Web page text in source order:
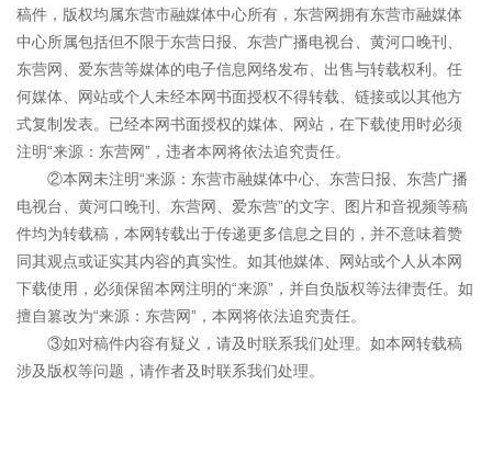
稿件，版权均属东营市融媒体中心所有，东营网拥有东营市融媒体
中心所属包括但不限于东营日报、东营广播电视台、黄河口晚刊、
东营网、爱东营等媒体的电子信息网络发布、出售与转载权利。任
何媒体、网站或个人未经本网书面授权不得转载、链接或以其他方
式复制发表。已经本网书面授权的媒体、网站，在下载使用时必须
注明“来源：东营网”，违者本网将依法追究责任。
②本网未注明“来源：东营市融媒体中心、东营日报、东营广播
电视台、黄河口晚刊、东营网、爱东营”的文字、图片和音视频等稿
件均为转载稿，本网转载出于传递更多信息之目的，并不意味着赞
同其观点或证实其内容的真实性。如其他媒体、网站或个人从本网
下载使用，必须保留本网注明的“来源”，并自负版权等法律责任。如
擅自篡改为“来源：东营网”，本网将依法追究责任。
③如对稿件内容有疑义，请及时联系我们处理。如本网转载稿
涉及版权等问题，请作者及时联系我们处理。